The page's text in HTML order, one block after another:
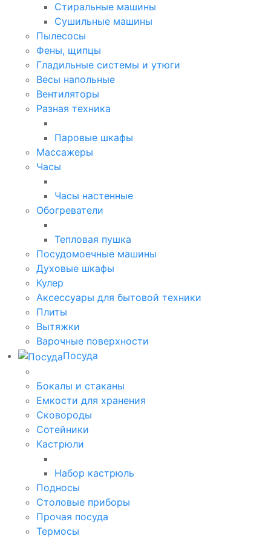
Стиральные машины
Сушильные машины
Пылесосы
Фены, щипцы
Гладильные системы и утюги
Весы напольные
Вентиляторы
Разная техника
Паровые шкафы
Массажеры
Часы
Часы настенные
Обогреватели
Тепловая пушка
Посудомоечные машины
Духовые шкафы
Кулер
Аксессуары для бытовой техники
Плиты
Вытяжки
Варочные поверхности
Посуда
Бокалы и стаканы
Емкости для хранения
Сковороды
Сотейники
Кастрюли
Набор кастрюль
Подносы
Столовые приборы
Прочая посуда
Термосы